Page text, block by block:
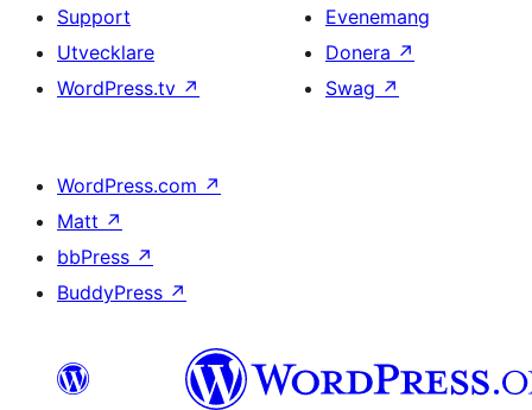
Support
Utvecklare
WordPress.tv ↗
Evenemang
Donera ↗
Swag ↗
WordPress.com ↗
Matt ↗
bbPress ↗
BuddyPress ↗